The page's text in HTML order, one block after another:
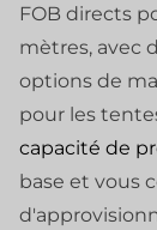
FOB directs
mètres, avec
options de
pour les
capacité de
base et vous